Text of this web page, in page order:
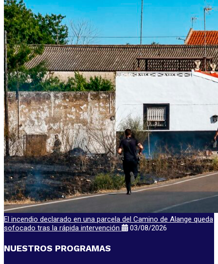
El incendio declarado en una parcela del Camino de Alange queda
sofocado tras la rápida intervención
03/08/2026
NUESTROS PROGRAMAS